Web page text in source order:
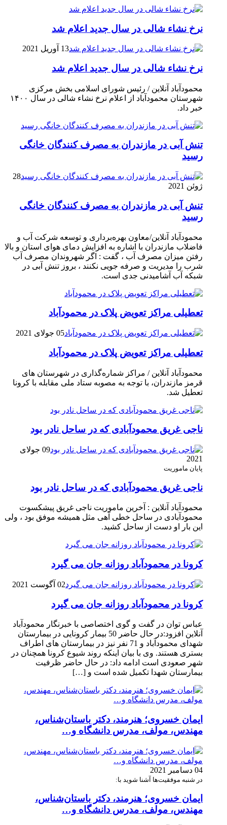
نرخ نشاء شالی در سال جدید اعلام شد
13 آوریل 2021
نرخ نشاء شالی در سال جدید اعلام شد
محمودآباد آنلاین / رئیس شورای اسلامی بخش مرکزی
شهرستان محمودآباد از اعلام نرخ نشاء شالی در سال ۱۴۰۰
خبر داد.
تنش آبی در مازندران به مصرف كنندگان خانگی
رسيد
28
ژوئن 2021
تنش آبی در مازندران به مصرف كنندگان خانگی
رسيد
محمودآباد آنلاین/معاون بهره‌برداری و توسعه شرکت آب و
فاضلاب مازندران با اشاره به افزایش دمای هوای استان و بالا
رفتن میزان مصرف آب ، گفت : اگر شهروندان مصرف آب
شرب را مدیریت و صرفه جویی نکنند ، بروز تنش آبی در
شبکه آب آشامیدنی جدی است.
تعطیلی مراکز تعویض پلاک در محمودآباد
05 جولای 2021
تعطیلی مراکز تعویض پلاک در محمودآباد
محمودآباد آنلاین / مراکز شماره‌گذاری در شهر‌ستان های
قرمز مازندران، با توجه به مصوبه ستاد ملی مقابله با کرونا
تعطیل شد.
ناجی غریق محمودآبادی که در ساحل نادر بود
09 جولای
2021
پایان ماموریت
ناجی غریق محمودآبادی که در ساحل نادر بود
محمودآباد آنلاین : آخرین ماموریت ناجی غریق پیشکسوت
محمودآبادی در ساحل خطی آهی مثل همیشه موفق بود ، ولی
این بار او دست از ساحل کشید.
کرونا در محمودآباد روزانه جان می گیرد
02 آگوست 2021
کرونا در محمودآباد روزانه جان می گیرد
عباس توان در گفت و گوی اختصاصی با خبرنگار محمودآباد
آنلاین افزود:در حال حاضر 50 بیمار کرونایی در بیمارستان
شهدای محمودآباد و 71 نفر نیز در بیمارستان های اطراف
بستری هستند. وی با بیان اینکه روند شیوع کرونا همچنان در
شهر صعودی است ادامه داد: در حال حاضر ظرفیت
بیمارستان شهدا تکمیل شده است و […]
ایمان خسروی؛ هنرمند، دکتر باستان‌شناس،
مهندس، مولف، مدرس دانشگاه و…
04 دسامبر 2021
در شنبه موفقیت‌ها آشنا شوید با:
ایمان خسروی؛ هنرمند، دکتر باستان‌شناس،
مهندس، مولف، مدرس دانشگاه و…